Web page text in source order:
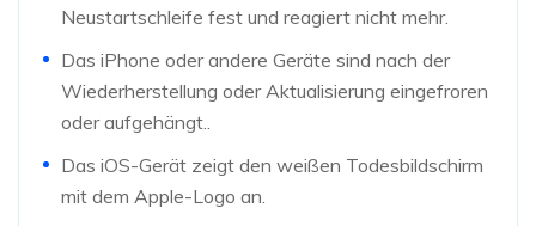
Neustartschleife fest und reagiert nicht mehr.
Das iPhone oder andere Geräte sind nach der
Wiederherstellung oder Aktualisierung eingefroren
oder aufgehängt..
Das iOS-Gerät zeigt den weißen Todesbildschirm
mit dem Apple-Logo an.